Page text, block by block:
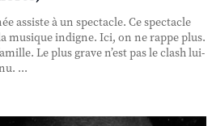
assiste à un spectacle. Ce spectacle
musique indigne. Ici, on ne rappe plus.
Le plus grave n’est pas le clash lui-
...